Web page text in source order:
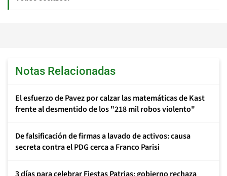
Notas Relacionadas
El esfuerzo de Pavez por calzar las matemáticas de Kast
frente al desmentido de los "218 mil robos violento"
De falsificación de firmas a lavado de activos: causa
secreta contra el PDG cerca a Franco Parisi